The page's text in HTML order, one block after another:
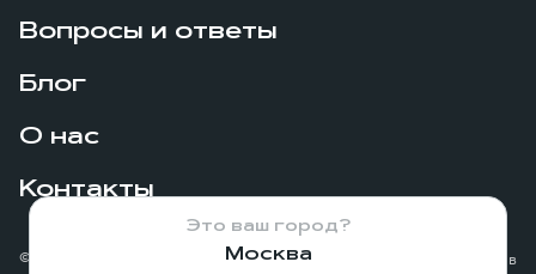
Это ваш город?
Москва
Вопросы и ответы
Блог
О нас
Контакты
© 2026
Сделано в